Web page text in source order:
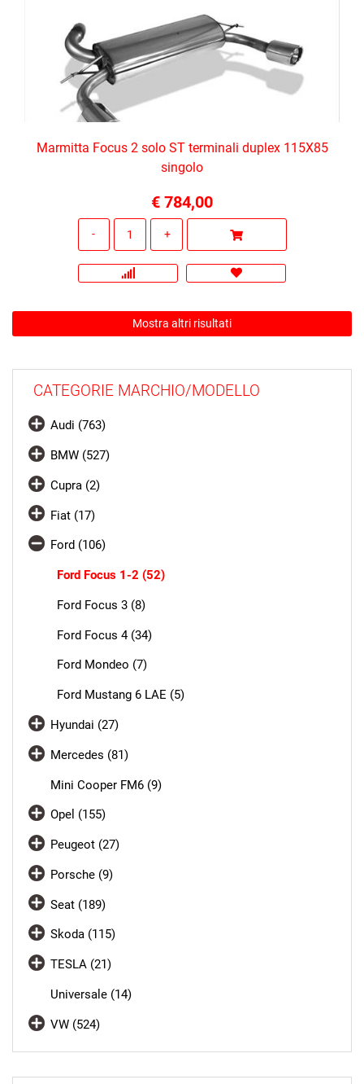
Marmitta Focus 2 solo ST terminali duplex 115X85
singolo
€ 784,00
Mostra altri risultati
CATEGORIE MARCHIO/MODELLO
Audi (763)
BMW (527)
Cupra (2)
Fiat (17)
Ford (106)
Ford Focus 1-2 (52)
Ford Focus 3 (8)
Ford Focus 4 (34)
Ford Mondeo (7)
Ford Mustang 6 LAE (5)
Hyundai (27)
Mercedes (81)
Mini Cooper FM6 (9)
Opel (155)
Peugeot (27)
Porsche (9)
Seat (189)
Skoda (115)
TESLA (21)
Universale (14)
VW (524)